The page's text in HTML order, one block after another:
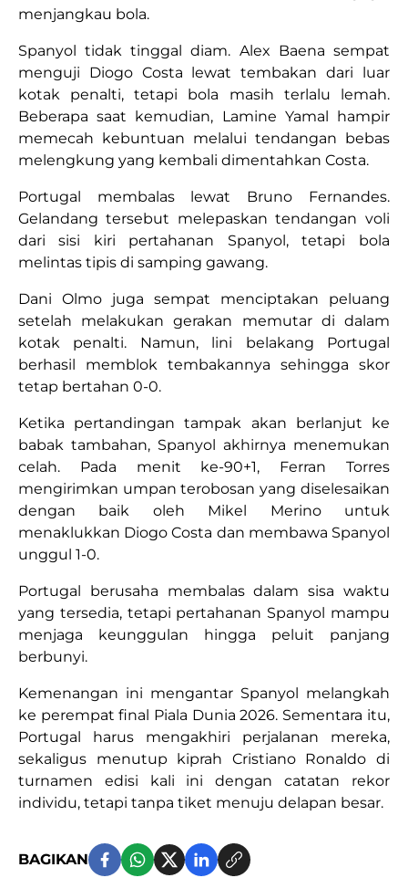
menjangkau bola.
Spanyol tidak tinggal diam. Alex Baena sempat
menguji Diogo Costa lewat tembakan dari luar
kotak penalti, tetapi bola masih terlalu lemah.
Beberapa saat kemudian, Lamine Yamal hampir
memecah kebuntuan melalui tendangan bebas
melengkung yang kembali dimentahkan Costa.
Portugal membalas lewat Bruno Fernandes.
Gelandang tersebut melepaskan tendangan voli
dari sisi kiri pertahanan Spanyol, tetapi bola
melintas tipis di samping gawang.
Dani Olmo juga sempat menciptakan peluang
setelah melakukan gerakan memutar di dalam
kotak penalti. Namun, lini belakang Portugal
berhasil memblok tembakannya sehingga skor
tetap bertahan 0-0.
Ketika pertandingan tampak akan berlanjut ke
babak tambahan, Spanyol akhirnya menemukan
celah. Pada menit ke-90+1, Ferran Torres
mengirimkan umpan terobosan yang diselesaikan
dengan baik oleh Mikel Merino untuk
menaklukkan Diogo Costa dan membawa Spanyol
unggul 1-0.
Portugal berusaha membalas dalam sisa waktu
yang tersedia, tetapi pertahanan Spanyol mampu
menjaga keunggulan hingga peluit panjang
berbunyi.
Kemenangan ini mengantar Spanyol melangkah
ke perempat final Piala Dunia 2026. Sementara itu,
Portugal harus mengakhiri perjalanan mereka,
sekaligus menutup kiprah Cristiano Ronaldo di
turnamen edisi kali ini dengan catatan rekor
individu, tetapi tanpa tiket menuju delapan besar.
BAGIKAN